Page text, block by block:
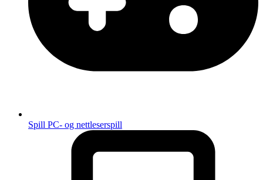
Spill PC- og nettleserspill